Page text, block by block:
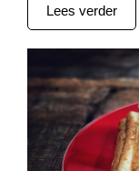
Lees verder